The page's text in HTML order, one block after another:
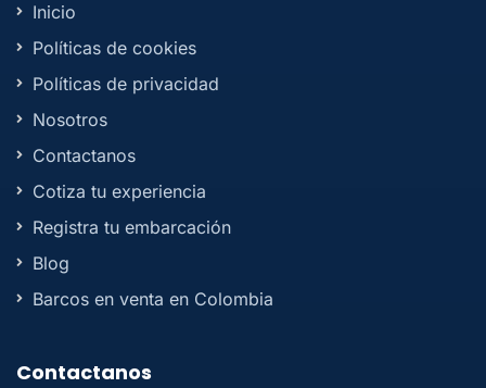
Inicio
Políticas de cookies
Políticas de privacidad
Nosotros
Contactanos
Cotiza tu experiencia
Registra tu embarcación
Blog
Barcos en venta en Colombia
Contactanos